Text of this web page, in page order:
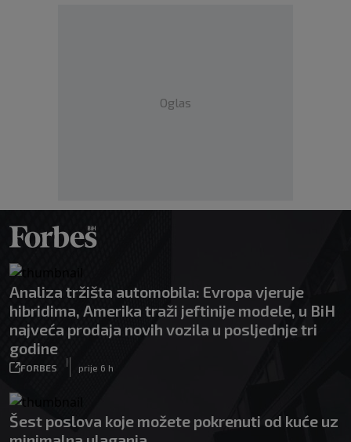
Oglas
Analiza tržišta automobila: Evropa vjeruje
hibridima, Amerika traži jeftinije modele, u BiH
najveća prodaja novih vozila u posljednje tri
godine
FORBES
|
prije 6 h
Šest poslova koje možete pokrenuti od kuće uz